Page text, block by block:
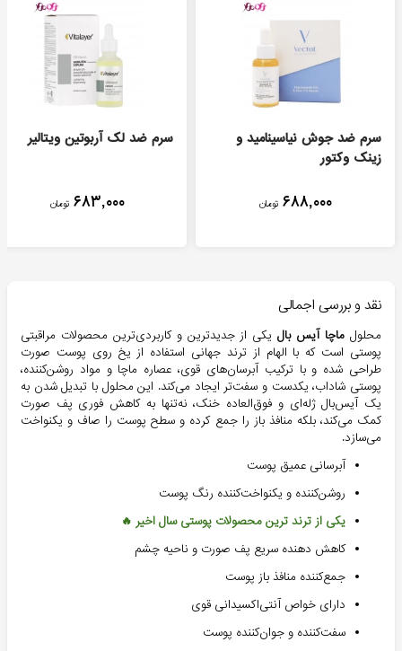
سرم ضد جوش نیاسینامید و
زینک وکتور
۶۸۸,۰۰۰ تومان
سرم ضد لک آربوتین ویتالیر
۶۸۳,۰۰۰ تومان
نقد و بررسی اجمالی
محلول ماچا آیس بالیکی از جدیدترین و کاربردی‌ترین محصولات مراقبتی
پوستی است که با الهام از ترند جهانی استفاده از یخ روی پوست صورت
طراحی شده و با ترکیب آبرسان‌های قوی، عصاره ماچا و مواد روشن‌کننده،
پوستی شاداب، یکدست و سفت‌تر ایجاد می‌کند. این محلول با تبدیل شدن به
یک آیس‌بال ژله‌ای و فوق‌العاده خنک، نه‌تنها به کاهش فوری پف صورت
کمک می‌کند، بلکه منافذ باز را جمع کرده و سطح پوست را صاف و یکنواخت
می‌سازد.
آبرسانی عمیق پوست
روشن‌کننده و یکنواخت‌کننده رنگ پوست
یکی از ترند ترین محصولات پوستی سال اخیر 🔥
کاهش دهنده سریع پف صورت و ناحیه چشم
جمع‌کننده منافذ باز پوست
دارای خواص آنتی‌اکسیدانی قوی
سفت‌کننده و جوان‌کننده پوست